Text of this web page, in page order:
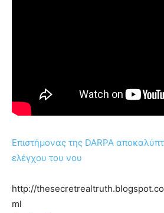
Επιστήμονας της DARPA
ελέγχου του νου
http://
ml